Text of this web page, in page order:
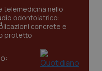
telemedicina nello
odontoiatrico:
concrete e
protetto